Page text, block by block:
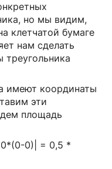
но мы видим,
клетчатой бумаге
нам сделать
имеют координаты
эти
площадь
0)| = 0,5 *